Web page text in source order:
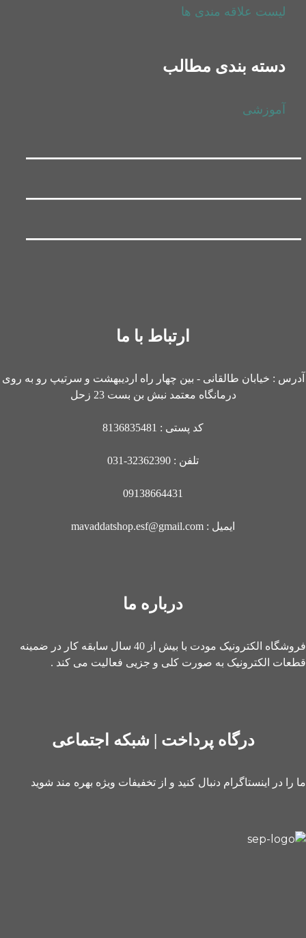
لیست علاقه مندی ها
دسته بندی مطالب
آموزشی
ارتباط با ما
آدرس : خیابان طالقانی - بین چهار راه اردیبهشت و سرتیپ رو به روی
درمانگاه معتمد نبش بن بست 23 زحل
کد پستی : 8136835481
تلفن : 32362390-031
09138664431
ایمیل : mavaddatshop.esf@gmail.com
درباره ما
فروشگاه الکترونیک مودت با بیش از 40 سال سابقه کار در ضمینه
قطعات الکترونیک به صورت کلی و جزیی فعالیت می کند .
درگاه پرداخت | شبکه اجتماعی
ما را در اینستاگرام دنبال کنید و از تخفیفات ویژه بهره مند شوید